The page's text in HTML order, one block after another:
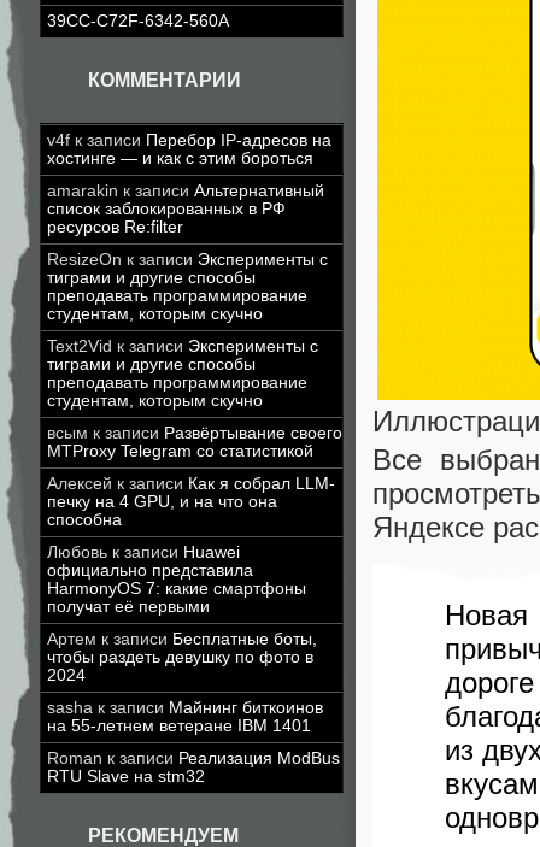
39CC-C72F-6342-560A
КОММЕНТАРИИ
v4f к записи Перебор IP-адресов на
хостинге — и как с этим бороться
amarakin к записи Альтернативный
список заблокированных в РФ
ресурсов Re:filter
ResizeOn к записи Эксперименты с
тиграми и другие способы
преподавать программирование
студентам, которым скучно
Text2Vid к записи Эксперименты с
тиграми и другие способы
преподавать программирование
студентам, которым скучно
всым к записи Развёртывание своего
MTProxy Telegram со статистикой
Алексей к записи Как я собрал LLM-
печку на 4 GPU, и на что она
способна
Любовь к записи Huawei
официально представила
HarmonyOS 7: какие смартфоны
получат её первыми
Артем к записи Бесплатные боты,
чтобы раздеть девушку по фото в
2024
sasha к записи Майнинг биткоинов
на 55-летнем ветеране IBM 1401
Roman к записи Реализация ModBus
RTU Slave на stm32
РЕКОМЕНДУЕМ
Все
Яндексе
из